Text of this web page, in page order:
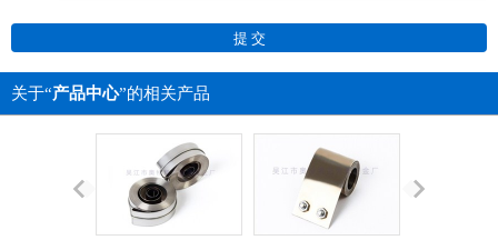
关于“产品中心”的相关产品